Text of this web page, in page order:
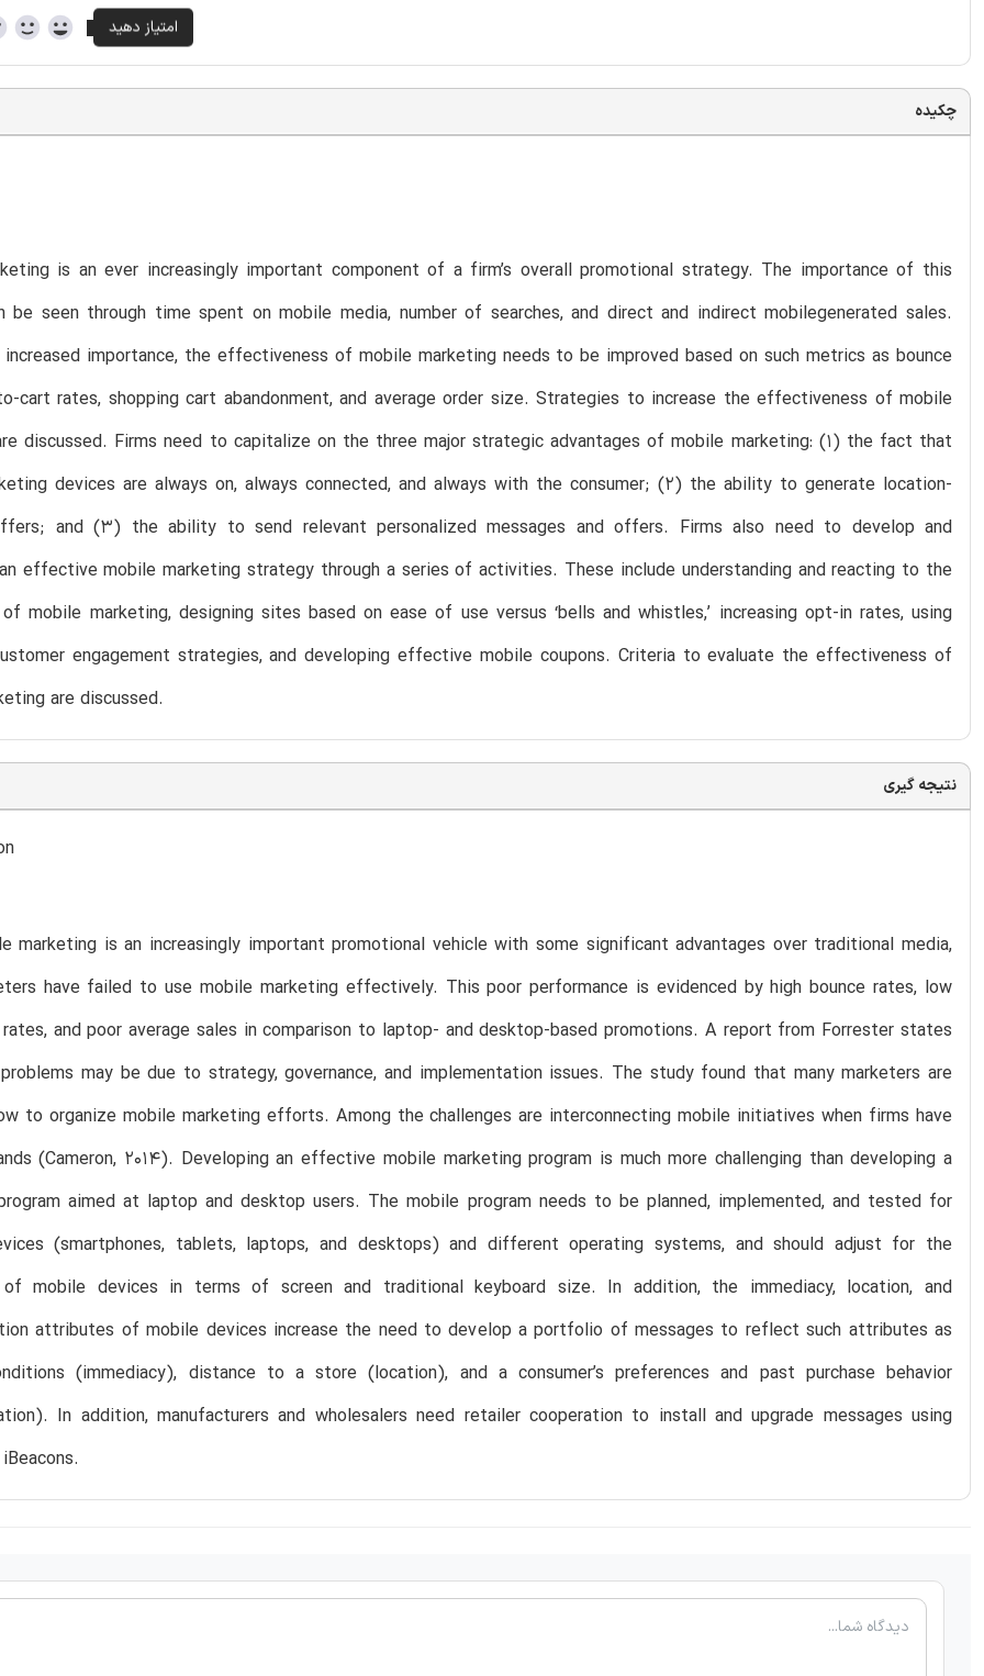
چکیده
is an ever increasingly important component of a firm’s overall promotional strategy. The importance of this
be seen through time spent on mobile media, number of searches, and direct and indirect mobilegenerated sales.
importance, the effectiveness of mobile marketing needs to be improved based on such metrics as bounce
cart rates, shopping cart abandonment, and average order size. Strategies to increase the effectiveness of mobile
discussed. Firms need to capitalize on the three major strategic advantages of mobile marketing: (1) the fact that
devices are always on, always connected, and always with the consumer; (2) the ability to generate location-
and (3) the ability to send relevant personalized messages and offers. Firms also need to develop and
effective mobile marketing strategy through a series of activities. These include understanding and reacting to the
mobile marketing, designing sites based on ease of use versus ‘bells and whistles,’ increasing opt-in rates, using
engagement strategies, and developing effective mobile coupons. Criteria to evaluate the effectiveness of
are discussed.
نتیجه گیری
marketing is an increasingly important promotional vehicle with some significant advantages over traditional media,
have failed to use mobile marketing effectively. This poor performance is evidenced by high bounce rates, low
and poor average sales in comparison to laptop- and desktop-based promotions. A report from Forrester states
may be due to strategy, governance, and implementation issues. The study found that many marketers are
to organize mobile marketing efforts. Among the challenges are interconnecting mobile initiatives when firms have
(Cameron, 2014). Developing an effective mobile marketing program is much more challenging than developing a
aimed at laptop and desktop users. The mobile program needs to be planned, implemented, and tested for
(smartphones, tablets, laptops, and desktops) and different operating systems, and should adjust for the
mobile devices in terms of screen and traditional keyboard size. In addition, the immediacy, location, and
attributes of mobile devices increase the need to develop a portfolio of messages to reflect such attributes as
(immediacy), distance to a store (location), and a consumer’s preferences and past purchase behavior
In addition, manufacturers and wholesalers need retailer cooperation to install and upgrade messages using